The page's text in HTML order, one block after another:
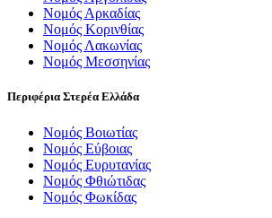
Νομός Αρκαδίας
Νομός Κορινθίας
Νομός Λακωνίας
Νομός Μεσσηνίας
Περιφέρια Στερέα Ελλάδα
Νομός Βοιωτίας
Νομός Εύβοιας
Νομός Ευρυτανίας
Νομός Φθιώτιδας
Νομός Φωκίδας